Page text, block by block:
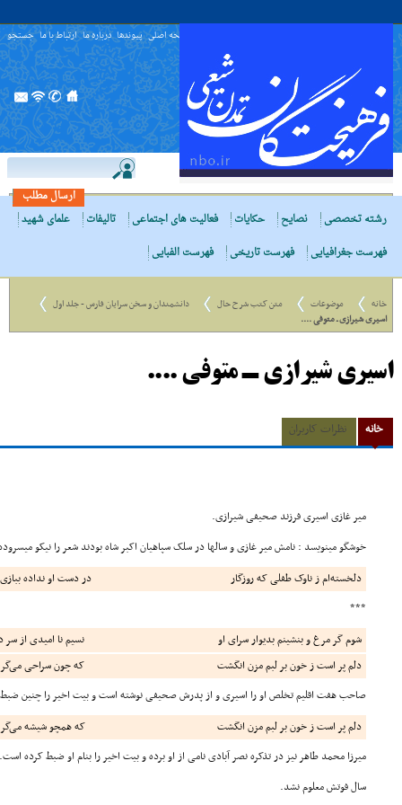
صفحه اصلی پیوندها درباره ما ارتباط با ما جستجو
ارسال مطلب
رشته تخصصی
نصایح حکایات فعالیت های اجتماعی تالیفات
علمای شهید
فهرست جغرافیایی
فهرست تاریخی فهرست الفبایی
خانه موضوعات متن کتب شرح حال
دانشمندان و سخن سرایان فارس - جلد اول
اسیری شیرازی ـ متوفی ....
اسیری شیرازی ـ متوفی ....
خانه نظرات کاربران
میر غازی اسیری فرزند صحیفی شیرازی.
خوشگو مینویسد : نامش میر غازی و سالها در سلک سپاهیان اکبر شاه بودند شعر را نیکو
دلخسته‌ام ز ناوک طفلی که روزگار
در دست او نداده
***
شوم گر مرغ و بنشینم بدیوار سرای او
نسیم نا امیدی از سر
دلم پر است ز خون بر لبم مزن انگشت
که چون سراحی
صاحب هفت اقلیم تخلص او را اسیری و از پدرش صحیفی نوشته است و بیت اخیر را چنین
دلم پر است ز خون بر لبم مزن انگشت
که همچو شیشه
میرزا محمد طاهر نیز در تذکره نصر آبادی نامی از او برده و بیت اخیر را بنام او ضبط کرده است.
سال فوتش معلوم نشد.